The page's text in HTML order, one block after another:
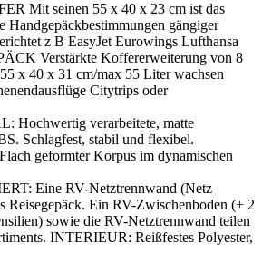
Mit seinen 55 x 40 x 23 cm ist das
Handgepäckbestimmungen gängiger
z B EasyJet Eurowings Lufthansa
Verstärkte Koffererweiterung von 8
x 40 x 31 cm/max 55 Liter wachsen
Citytrips oder
Hochwertig verarbeitete, matte
Schlagfest, stabil und flexibel.
geformter Korpus im dynamischen
Eine RV-Netztrennwand (Netz
Reisegepäck. Ein RV-Zwischenboden (+ 2
sowie die RV-Netztrennwand teilen
INTERIEUR: Reißfestes Polyester,